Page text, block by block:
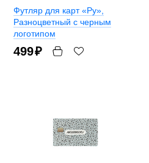
Футляр для карт «Ру»
Разноцветный с черным
логотипом
499₽